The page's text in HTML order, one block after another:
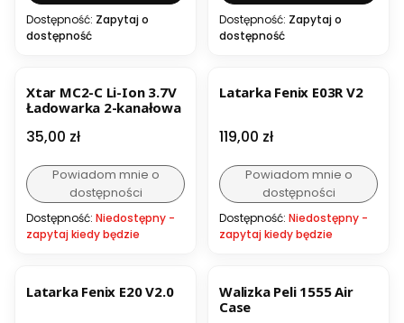
Dostępność: Zapytaj o
dostępność
Dostępność: Zapytaj o
dostępność
Xtar MC2-C Li-Ion 3.7V
Ładowarka 2-kanałowa
Cena
35,00 zł
Powiadom mnie o
dostępności
Dostępność: Niedostępny -
zapytaj kiedy będzie
Latarka Fenix E03R V2
Cena
119,00 zł
Powiadom mnie o
dostępności
Dostępność: Niedostępny -
zapytaj kiedy będzie
Latarka Fenix E20 V2.0
Walizka Peli 1555 Air
Case